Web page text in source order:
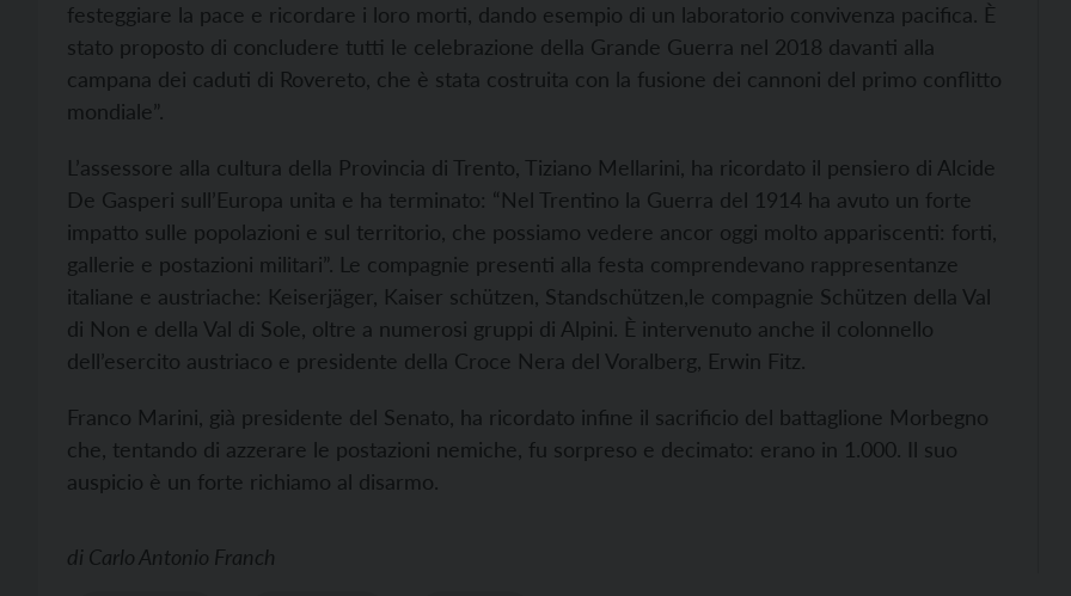
festeggiare la pace e ricordare i loro morti, dando esempio di un laboratorio convivenza pacifica. È
stato proposto di concludere tutti le celebrazione della Grande Guerra nel 2018 davanti alla
campana dei caduti di Rovereto, che è stata costruita con la fusione dei cannoni del primo conflitto
mondiale”.
L’assessore alla cultura della Provincia di Trento, Tiziano Mellarini, ha ricordato il pensiero di Alcide
De Gasperi sull’Europa unita e ha terminato: “Nel Trentino la Guerra del 1914 ha avuto un forte
impatto sulle popolazioni e sul territorio, che possiamo vedere ancor oggi molto appariscenti: forti,
gallerie e postazioni militari”. Le compagnie presenti alla festa comprendevano rappresentanze
italiane e austriache: Keiserjäger, Kaiser schützen, Standschützen,le compagnie Schützen della Val
di Non e della Val di Sole, oltre a numerosi gruppi di Alpini. È intervenuto anche il colonnello
dell’esercito austriaco e presidente della Croce Nera del Voralberg, Erwin Fitz.
Franco Marini, già presidente del Senato, ha ricordato infine il sacrificio del battaglione Morbegno
che, tentando di azzerare le postazioni nemiche, fu sorpreso e decimato: erano in 1.000. Il suo
auspicio è un forte richiamo al disarmo.
di Carlo Antonio Franch